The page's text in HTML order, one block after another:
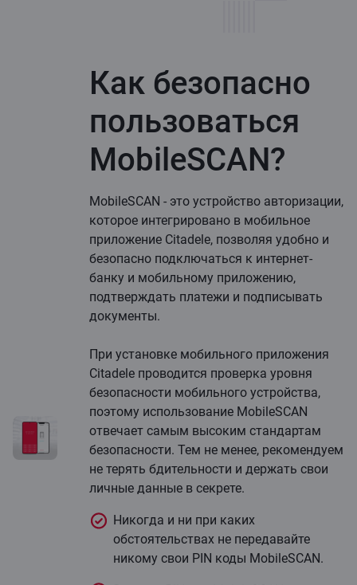
Как безопасно
пользоваться
MobileSCAN?
MobileSCAN - это устройство авторизации,
которое интегрировано в мобильное
приложение Citadele, позволяя удобно и
безопасно подключаться к интернет-
банку и мобильному приложению,
подтверждать платежи и подписывать
документы.
При установке мобильного приложения
Citadele проводится проверка уровня
безопасности мобильного устройства,
поэтому использование MobileSCAN
отвечает самым высоким стандартам
безопасности. Тем не менее, рекомендуем
не терять бдительности и держать свои
личные данные в секрете.
Никогда и ни при каких
обстоятельствах не передавайте
никому свои PIN коды MobileSCAN.